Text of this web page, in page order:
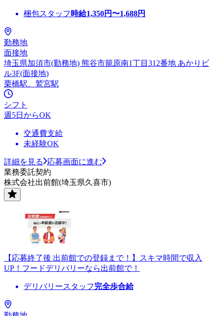
梱包スタッフ 時給1,350円〜1,688円
勤務地
面接地
埼玉県加須市(勤務地) 熊谷市籠原南1丁目312番地 あかりビ
ル3F(面接地)
栗橋駅、鷲宮駅
シフト
週5日からOK
交通費支給
未経験OK
詳細を見る
応募画面に進む
業務委託契約
株式会社出前館(埼玉県久喜市)
【応募終了後 出前館での登録まで！】スキマ時間で収入
UP！フードデリバリーなら出前館で！
デリバリースタッフ完全歩合給